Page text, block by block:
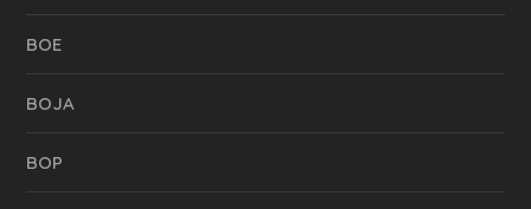
BOE
BOJA
BOP